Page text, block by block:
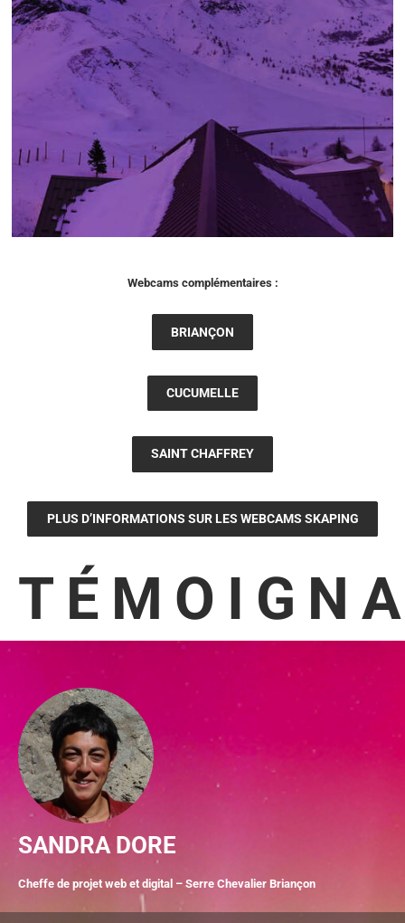
Webcams complémentaires :
BRIANÇON
CUCUMELLE
SAINT CHAFFREY
PLUS D’INFORMATIONS SUR LES WEBCAMS SKAPING
SANDRA DORE
Cheffe de projet web et digital – Serre Chevalier Briançon